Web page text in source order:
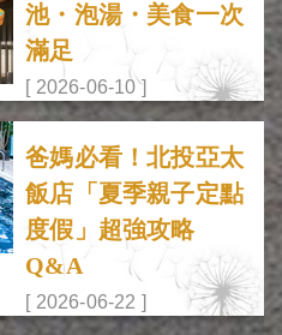
池・泡湯・美食一次
滿足
[ 2026-06-10 ]
爸媽必看！北投亞太
飯店「夏季親子定點
度假」超強攻略
Q&A
[ 2026-06-22 ]